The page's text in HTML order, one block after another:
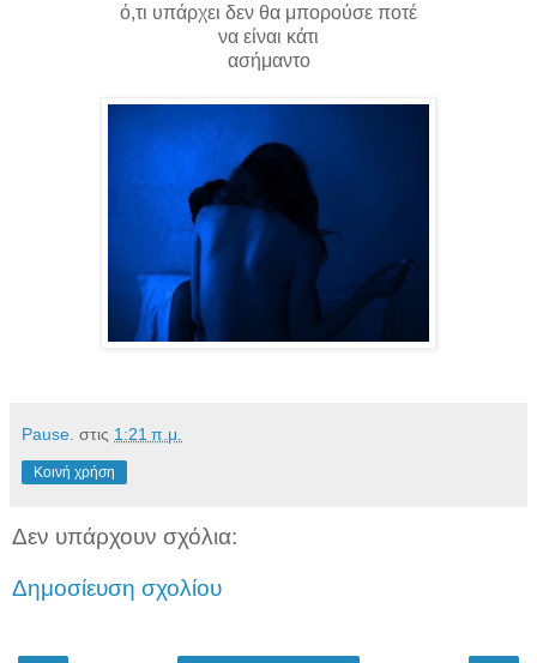
ό,τι υπάρχει δεν θα μπορούσε ποτέ
να είναι κάτι
ασήμαντο
Pause. στις 1:21 π.μ.
Κοινή χρήση
Δεν υπάρχουν σχόλια:
Δημοσίευση σχολίου